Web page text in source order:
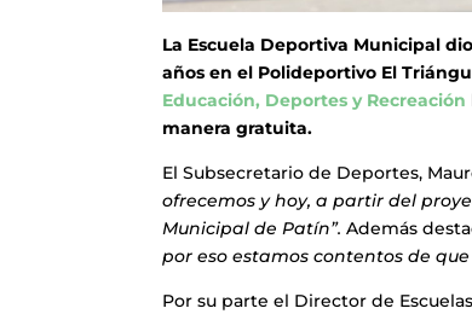
La Escuela Deportiva Municipal
años en el Polideportivo El
Educación, Deportes y Recreación
manera gratuita.
El Subsecretario de Deportes,
ofrecemos y hoy, a partir del
Municipal de Patín”.Además
por eso estamos contentos de
Por su parte el Director de